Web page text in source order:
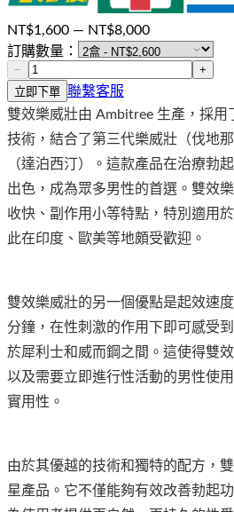
NT$1,600 — NT$8,000
訂購數量：
−
+
立即下單 聯繫客服
雙效樂威壯由 Ambitree 生產，採用
技術，結合了第三代樂威壯（伐地
（達泊西汀）。這款產品在治療勃
出色，成為眾多男性的首選。雙效
收快、副作用小等特點，特別適用
此在印度、歐美等地頗受歡迎。
雙效樂威壯的另一個優點是起效速
分鐘，在性刺激的作用下即可感受
於犀利士和威而鋼之間。這使得雙
以及需要立即進行性活動的男性使
實用性。
由於其優越的技術和獨特的配方，
星產品。它不僅能夠有效改善勃起